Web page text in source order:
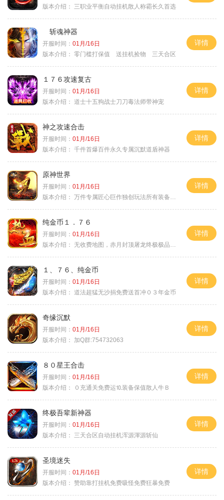
版本介绍：
三职业平衡自动挂机散人称霸长久首选
斩魂神器
开服时间： 01月/16日
版本介绍： 零门槛打保值 送挂机捡物 三天合区
详情
１７６攻速复古
开服时间： 01月/16日
版本介绍： 道士十五狗战士刀刀毒法师带神宠
详情
神之攻速合击
开服时间： 01月/16日
版本介绍： 千件首爆百件永久专属沉默道盾神器
详情
原神世界
开服时间： 01月/16日
版本介绍： 万件专属匠心巨作独创玩法所有装备靠打
详情
纯金币１．７６
开服时间： 01月/16日
版本介绍： 无收费地图，赤月封顶屠龙终极极品＋６
详情
１、７６、纯金币
开服时间： 01月/16日
版本介绍： 道法超猛无沙捐免费送首冲０３年金币
详情
奇缘沉默
开服时间： 01月/16日
版本介绍：
加Q群:754732063
详情
８０星王合击
开服时间： 01月/16日
版本介绍：
０充通关免费运⒑装备保值散人牛Ｂ
详情
终极吾辈新神器
开服时间： 01月/16日
版本介绍：
三天合区自动挂机浑源渾源斩仙
详情
圣境迷失
开服时间： 01月/16日
版本介绍： 赞助靠打挂机免费吸怪免费狂暴免费
详情